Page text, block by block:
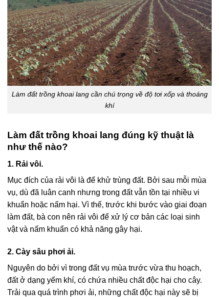
Làm đất trồng khoai lang cần chú trọng về độ tơi xốp và thoáng
khí
Làm đất trồng khoai lang đúng kỹ thuật là
như thế nào?
1. Rải vôi.
Mục đích của rải vôi là để khử trùng đất. Bởi sau mỗi mùa
vụ, dù đã luân canh nhưng trong đất vẫn tồn tại nhiều vi
khuẩn hoặc nấm hại. Vì thế, trước khi bước vào giai đoạn
làm đất, bà con nên rải vôi để xử lý cơ bản các loại sinh
vật và nấm khuẩn có khả năng gây hại.
2. Cày sâu phơi ải.
Nguyên do bởi vì trong đất vụ mùa trước vừa thu hoạch,
đất ở dạng yếm khí, có chứa nhiều chất độc hại cho cây.
Trải qua quá trình phơi ải, những chất độc hại này sẽ bị